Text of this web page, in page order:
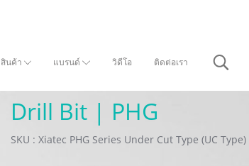
สินค้า แบรนด์ วิดีโอ ติดต่อเรา
Drill Bit | PHG
SKU : Xiatec PHG Series Under Cut Type (UC Type)